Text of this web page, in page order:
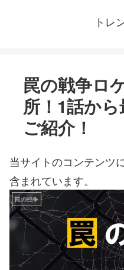
トレ
罠の戦争ロ
所！1話か
ご紹介！
当サイトのコンテンツ
含まれています。
罠の戦争